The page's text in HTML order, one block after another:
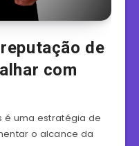
de
com
é uma estratégia de
o alcance da